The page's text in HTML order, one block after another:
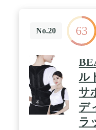
事に裏打ちされた確
れた革紐をキレイな
いく技術には 目を
込まれているため、
革紐を乱れなく編み
み込みだけで成形さ
ザーメッシュベルト
も美しく、クラフト
感・ホールド感、耐
います。 カラー：ブ
トブラウン サイズ
対応ウエスト：編み
用可能。 ベルトの
No.20 63
ル
サ
デ
ラ